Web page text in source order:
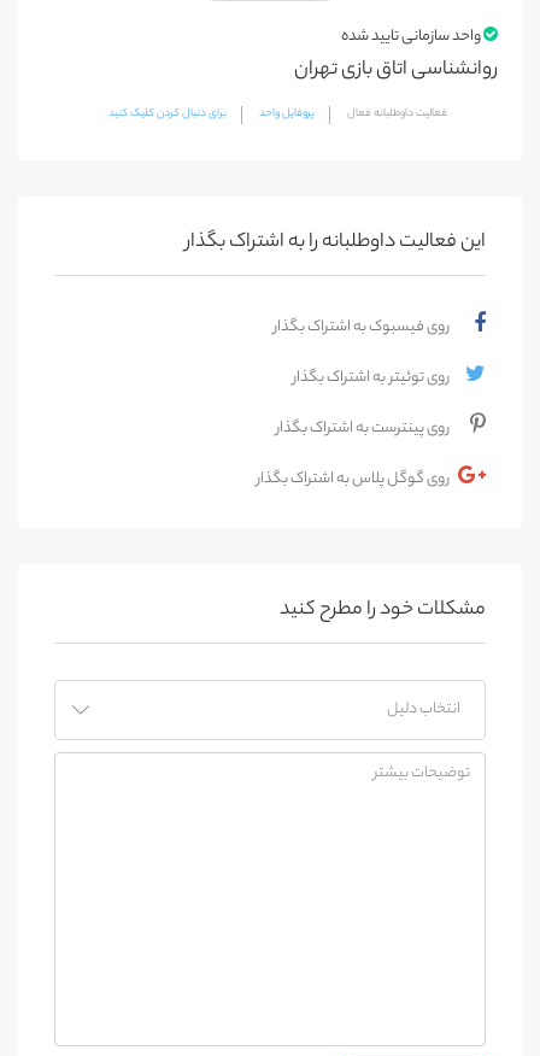
واحد سازمانی تایید شده
روانشناسی اتاق بازی تهران
فعالیت داوطلبانه فعال پروفایل واحد برای دنبال کردن کلیک کنید
این فعالیت‌ داوطلبانه را به اشتراک بگذار
روی فیسبوک به اشتراک بگذار
روی توئیتر به اشتراک بگذار
روی پینترست به اشتراک بگذار
روی گوگل پلاس به اشتراک بگذار
مشکلات خود را مطرح کنید